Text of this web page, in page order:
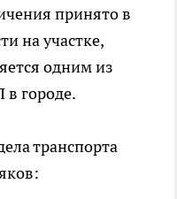
принято в
на участке,
одним из
в городе.
транспорта